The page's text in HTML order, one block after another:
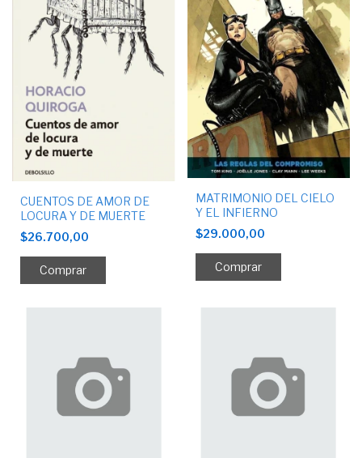
CUENTOS DE AMOR DE
LOCURA Y DE MUERTE
$26.700,00
MATRIMONIO DEL CIELO
Y EL INFIERNO
$29.000,00